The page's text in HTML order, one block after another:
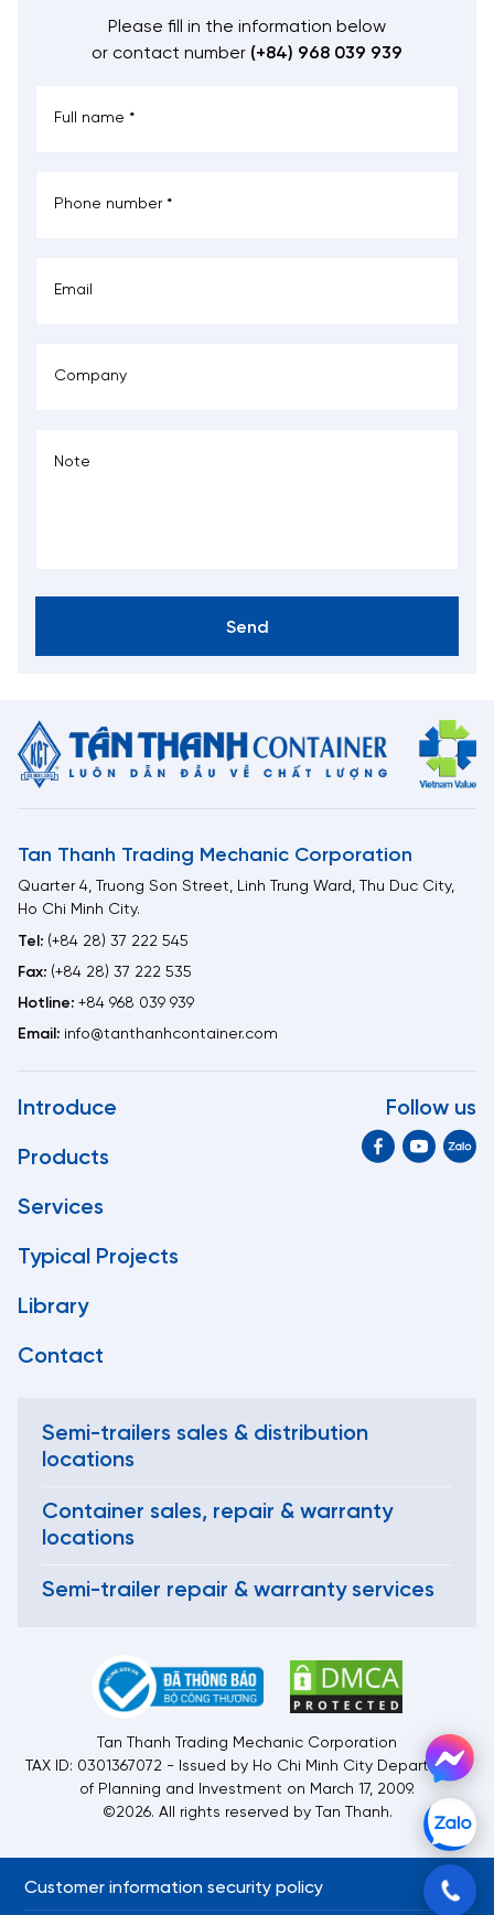
Please fill in the information below
or contact number (+84) 968 039 939
Send
Tan Thanh Trading Mechanic Corporation
Quarter 4, Truong Son Street, Linh Trung Ward, Thu Duc City,
Ho Chi Minh City.
Tel: (+84 28) 37 222 545
Fax: (+84 28) 37 222 535
Hotline: +84 968 039 939
Email: info@tanthanhcontainer.com
Introduce
Products
Services
Typical Projects
Library
Contact
Follow us
Semi-trailers sales & distribution
locations
Container sales, repair & warranty
locations
Semi-trailer repair & warranty services
Tan Thanh Trading Mechanic Corporation
TAX ID: 0301367072 - Issued by Ho Chi Minh City Department
of Planning and Investment on March 17, 2009.
©2026. All rights reserved by Tan Thanh.
Customer information security policy